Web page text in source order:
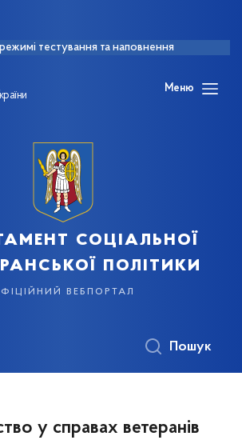
тестування та наповнення
Меню
соціальної
політики
вебпортал
Пошук
у справах ветеранів